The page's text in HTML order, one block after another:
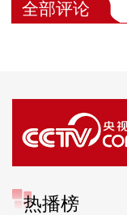
全部评论
热播榜